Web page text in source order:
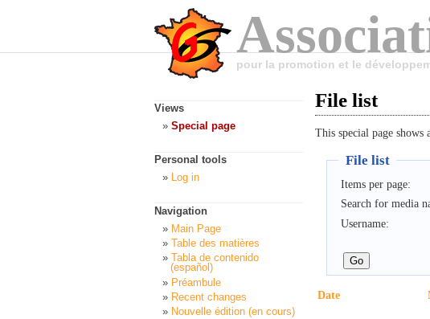
pour la promotion et le
File list
This special page shows
File list
Items per page:
Search for media
Username:
Date
Views
Special page
Personal tools
Log in
Navigation
Main Page
Table des matières
Tabla de contenido
(español)
Préambule
Recent changes
Nouvelle édition (en cours)